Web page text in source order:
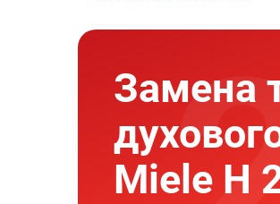
Замена
Miele H